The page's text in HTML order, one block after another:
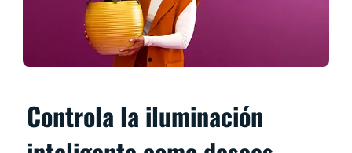
Controla la iluminación